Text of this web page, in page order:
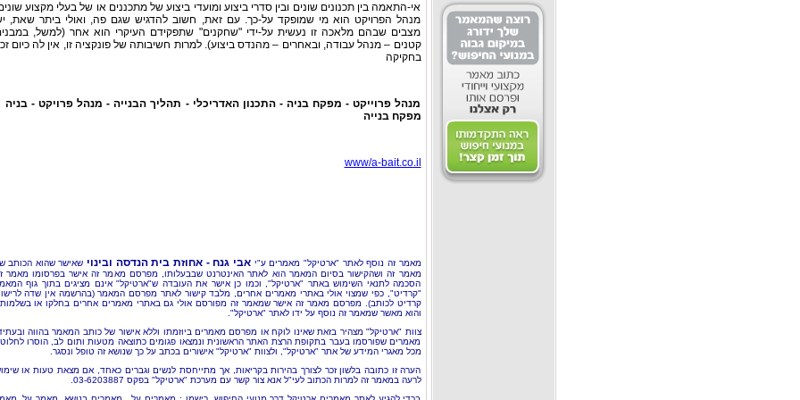
אי-התאמה בין תכנונים שונים ובין סדרי ביצוע ומועדי ביצוע של מתכננים או של בעלי מקצוע
מנהל הפרויקט הוא מי שמופקד על-כך. עם זאת, חשוב להדגיש שגם פה, ואולי ביתר שאת,
מצבים שבהם מלאכה זו נעשית על-ידי "שחקנים" שתפקידם העיקרי הוא אחר (למשל,
קטנים – מנהל עבודה, ובאחרים – מהנדס ביצוע). למרות חשיבותה של פונקציה זו, אין לה כיום
בחקיקה
מנהל פרוייקט - מפקח בניה - התכנון האדריכלי - תהליך הבנייה - מנהל פרויקט -
מפקח בנייה
www/a-bait.co.il
מאמר זה נוסף לאתר "ארטיקל" מאמרים ע"יאבי גנח - אחוזת בית הנדסה ובינוי שאישר שהוא הכותב
מאמר זה ושהקישור בסיום המאמר הוא לאתר האינטרנט שבבעלותו, מפרסם מאמר זה אישר בפרסומו מאמר
הסכמה לתנאי השימוש באתר "ארטיקל", וכמו כן אישר את העובדה ש"ארטיקל" אינם מציגים בתוך גוף
"קרדיט", כפי שמצוי אולי באתרי מאמרים אחרים, מלבד קישור לאתר מפרסם המאמר (בהרשמה אין שדה
קרדיט לכותב). מפרסם מאמר זה אישר שמאמר זה מפורסם אולי גם באתרי מאמרים אחרים בחלקו או
והוא מאשר שמאמר זה נוסף על ידו לאתר "ארטיקל".
צוות "ארטיקל" מצהיר בזאת שאינו לוקח או מפרסם מאמרים ביוזמתו וללא אישור של כותב המאמר בהווה
מאמרים שפורסמו בעבר בתקופת הרצת האתר הראשונית ונמצאו פגומים כתוצאה מטעות ותום לב, הוסרו
מכל מאגרי המידע של אתר "ארטיקל", ולצוות "ארטיקל" אישורים בכתב על כך שנושא זה טופל ונסגר.
הערה זו כתובה בלשון זכר לצורך בהירות בקריאות, אך מתייחסת לנשים וגברים כאחד, אם מצאת טעות או
לרעה במאמר זה למרות הכתוב לעי"ל אנא צור קשר עם מערכת "ארטיקל" בפקס 03-6203887.